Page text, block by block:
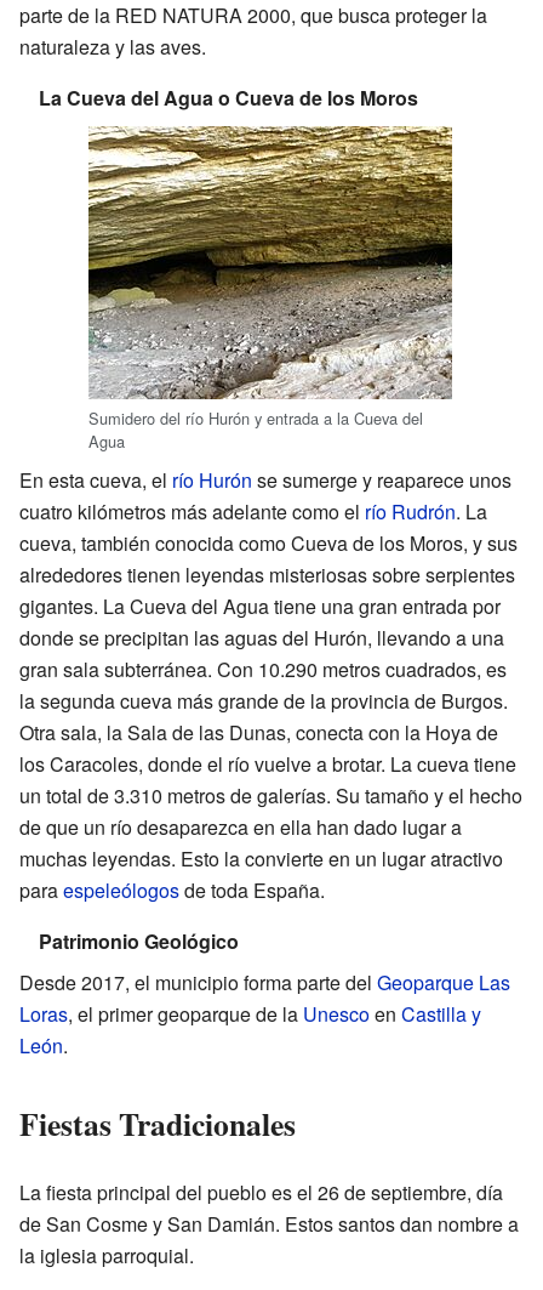
parte de la RED NATURA 2000, que busca proteger la
naturaleza y las aves.
La Cueva del Agua o Cueva de los Moros
Sumidero del río Hurón y entrada a la Cueva del
Agua
En esta cueva, el río Hurón se sumerge y reaparece unos
cuatro kilómetros más adelante como el río Rudrón. La
cueva, también conocida como Cueva de los Moros, y sus
alrededores tienen leyendas misteriosas sobre serpientes
gigantes. La Cueva del Agua tiene una gran entrada por
donde se precipitan las aguas del Hurón, llevando a una
gran sala subterránea. Con 10.290 metros cuadrados, es
la segunda cueva más grande de la provincia de Burgos.
Otra sala, la Sala de las Dunas, conecta con la Hoya de
los Caracoles, donde el río vuelve a brotar. La cueva tiene
un total de 3.310 metros de galerías. Su tamaño y el hecho
de que un río desaparezca en ella han dado lugar a
muchas leyendas. Esto la convierte en un lugar atractivo
paraespeleólogosde toda España.
Patrimonio Geológico
Desde 2017, el municipio forma parte del Geoparque Las
Loras, el primer geoparque de la Unescoen Castilla y
León.
Fiestas Tradicionales
La fiesta principal del pueblo es el 26 de septiembre, día
de San Cosme y San Damián. Estos santos dan nombre a
la iglesia parroquial.